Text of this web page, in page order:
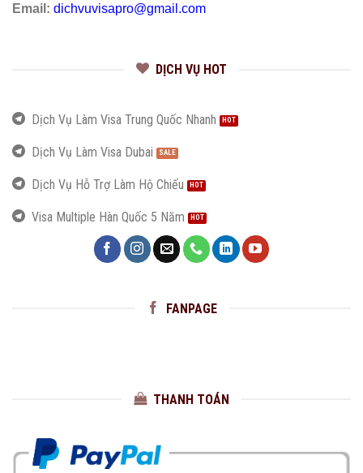
Email: dichvuvisapro@gmail.com
DỊCH VỤ HOT
Dịch Vụ Làm Visa Trung Quốc Nhanh
Dịch Vụ Làm Visa Dubai
Dịch Vụ Hỗ Trợ Làm Hộ Chiếu
Visa Multiple Hàn Quốc 5 Năm
FANPAGE
THANH TOÁN